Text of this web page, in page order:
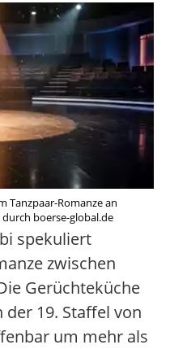
Tanzpaar-Romanze an
boerse-global.de
spekuliert
zwischen
Gerüchteküche
19. Staffel von
um mehr als